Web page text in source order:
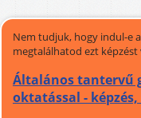
Nem tudjuk, hogy indul-e
megtalálhatod ezt
Általános tantervű
oktatással -